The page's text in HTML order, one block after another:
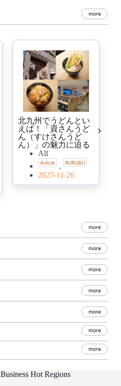
more
北九州でうどんとい
えば！「資さんうど
ん（すけさんうど
ん）」の魅力に迫る
All
Article , RURUBU
2025-11-26
more
more
more
more
more
more
more
Business Hot Regions